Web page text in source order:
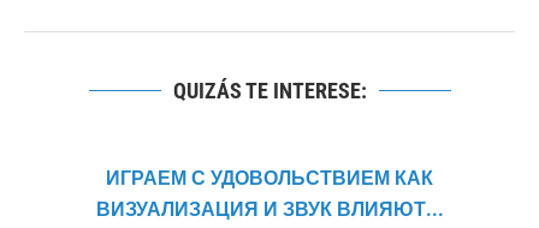
QUIZÁS TE INTERESE:
ИГРАЕМ С УДОВОЛЬСТВИЕМ КАК
ВИЗУАЛИЗАЦИЯ И ЗВУК ВЛИЯЮТ...